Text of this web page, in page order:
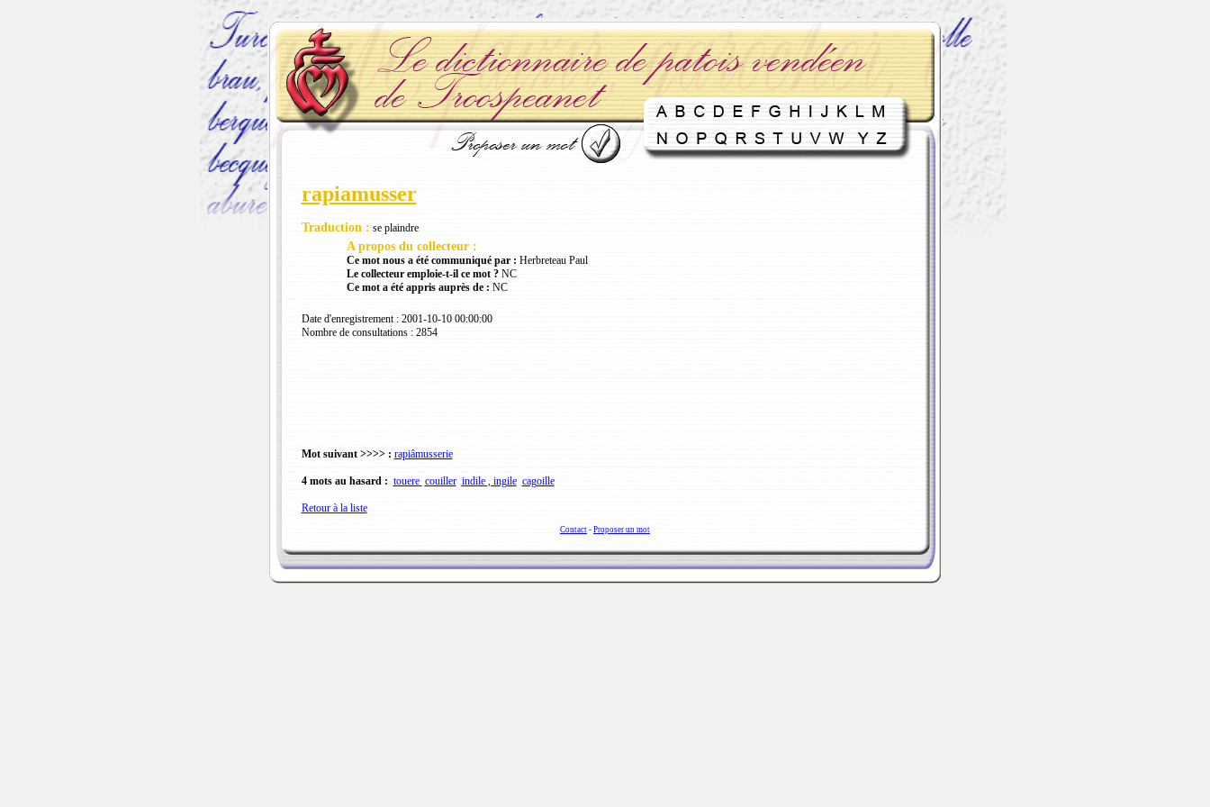
rapiamusser
Traduction : se plaindre
A propos du collecteur :
Ce mot nous a été communiqué par : Herbreteau Paul
Le collecteur emploie-t-il ce mot ?NC
Ce mot a été appris auprès de : NC
Date d'enregistrement : 2001-10-10 00:00:00
Nombre de consultations : 2854
Mot suivant >>>> : rapiâmusserie
4 mots au hasard : touere couiller indile , ingile cagoille
Retour à la liste
Contact - Proposer un mot